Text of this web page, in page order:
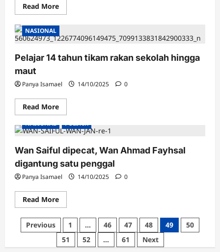
Read MoreRead
more
KPM
takziah,
jawatankuasa
khas
ditikam
NASIONAL
Pelajar 14 tahun tikam rakan sekolah hingga
maut
Panya Isamael 14/10/2025 0
Read MoreRead
more
Pelajar
14
tikam
rakan
sekolah
hingga
maut
NASIONAL POLITIK
Wan Saiful dipecat, Wan Ahmad Fayhsal
digantung satu penggal
Panya Isamael 14/10/2025 0
Read MoreRead
more
Wan
Saiful
dipecat,
Wan
Ahmad
Posts
pagination
Previous 1 … 46 47 48 49
50
51
52 … 61 Next